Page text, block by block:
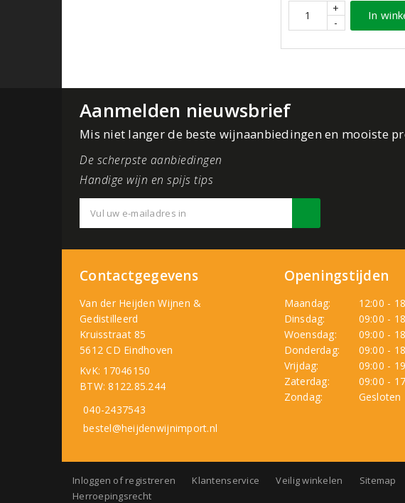
+
-
In
Aanmelden nieuwsbrief
Mis niet langer de beste wijnaanbiedingen en mooiste
De scherpste aanbiedingen
Handige wijn en spijs tips
Contactgegevens
Van der Heijden Wijnen &
Gedistilleerd
Kruisstraat 85
5612 CD Eindhoven
KvK: 17046150
BTW: 8122.85.244
040-2437543
bestel@heijdenwijnimport.nl
Openingstijden
Maandag:
12:00 -
Dinsdag:
09:00 -
Woensdag:
09:00 -
Donderdag:
09:00 -
Vrijdag:
09:00 -
Zaterdag:
09:00 -
Zondag:
Gesloten
Inloggen of registreren Klantenservice Veilig winkelen Sitemap
Herroepingsrecht